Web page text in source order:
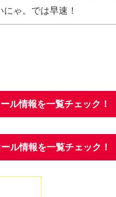
ゃ。では早速！
ル情報を一覧チェック！
ル情報を一覧チェック！